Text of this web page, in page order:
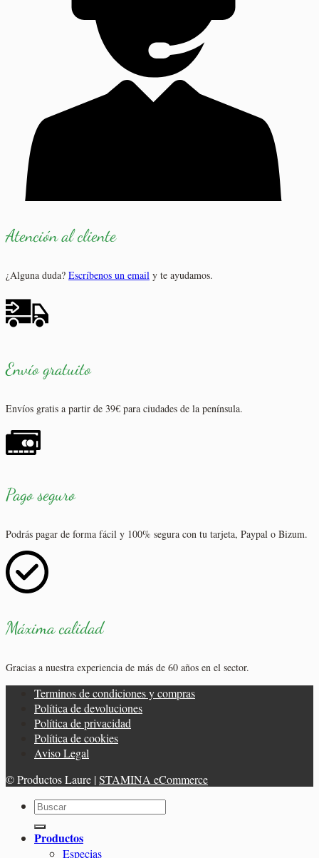
Atención al cliente
¿Alguna duda? Escríbenos un email y te ayudamos.
Envío gratuito
Envíos gratis a partir de 39€ para ciudades de la península.
Pago seguro
Podrás pagar de forma fácil y 100% segura con tu tarjeta, Paypal o Bizum.
Máxima calidad
Gracias a nuestra experiencia de más de 60 años en el sector.
Terminos de condiciones y compras
Política de devoluciones
Política de privacidad
Política de cookies
Aviso Legal
© Productos Laure |STAMINA eCommerce
Buscar
por:
Productos
Especias